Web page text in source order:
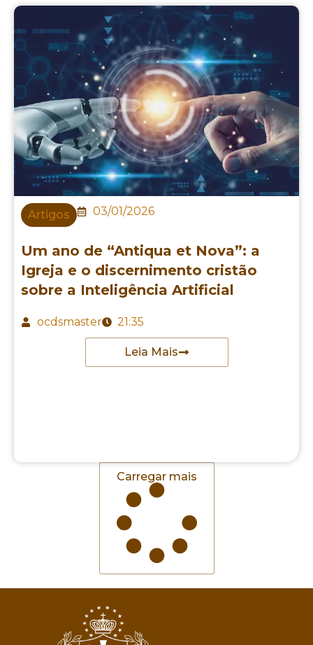
Artigos 03/01/2026
Um ano de “Antiqua et Nova”: a
Igreja e o discernimento cristão
sobre a Inteligência Artificial
ocdsmaster 21:35
Leia Mais
Carregar mais